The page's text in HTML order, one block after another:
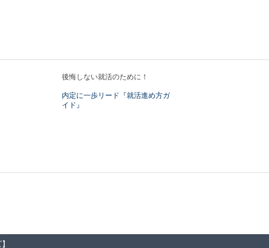
後悔しない就活のために！
内定に一歩リード『就活進め方ガ
イド』